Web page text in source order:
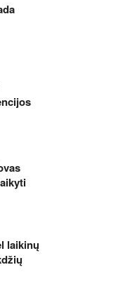
laikinų